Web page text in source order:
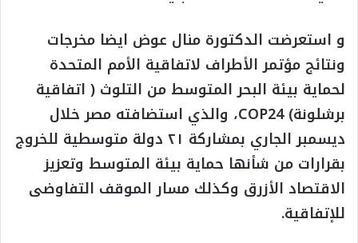
و استعرضت الدكتورة منال عوض ايضا مخرجات
ونتائج مؤتمر الأطراف لاتفاقية الأمم المتحدة
لحماية بيئة البحر المتوسط من التلوث ( اتفاقية
برشلونة) COP24، والذي استضافته مصر خلال
ديسمبر الجاري بمشاركة ٢١ دولة متوسطية للخروج
بقرارات من شأنها حماية بيئة المتوسط وتعزيز
الاقتصاد الأزرق وكذلك مسار الموقف التفاوضى
للإتفاقية.